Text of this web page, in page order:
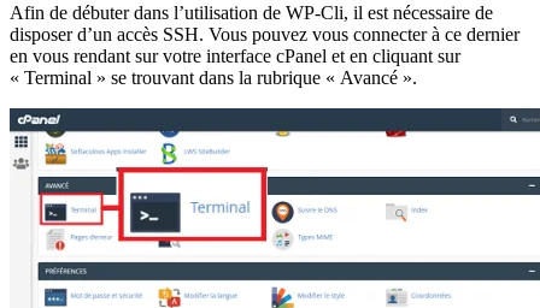
Afin de débuter dans l’utilisation de WP-Cli, il est nécessaire de
disposer d’un accès SSH. Vous pouvez vous connecter à ce dernier
en vous rendant sur votre interface cPanel et en cliquant sur
« Terminal » se trouvant dans la rubrique « Avancé ».